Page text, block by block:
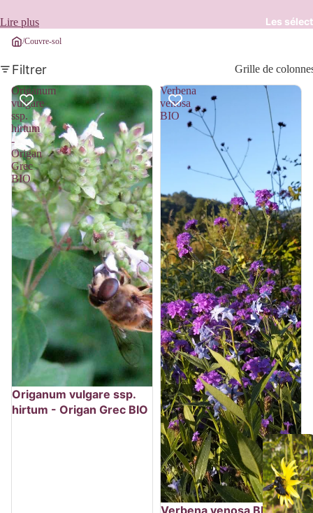
Les
Lire plus
/Couvre-sol
Filtrer
Grille de
Origanum
vulgare
ssp.
hirtum
-
Origan
Grec
BIO
Origanum vulgare ssp.
hirtum - Origan Grec BIO
Verbena
venosa
BIO